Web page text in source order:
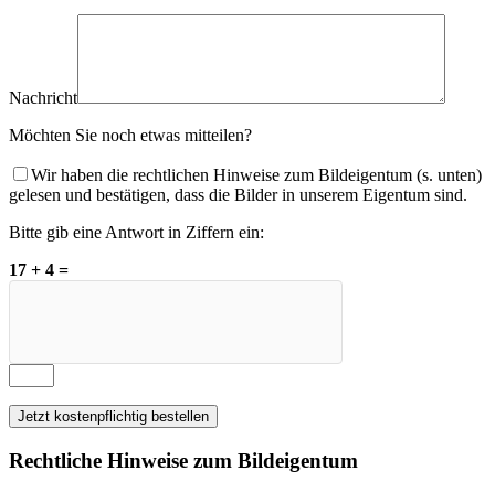
Nachricht
Möchten Sie noch etwas mitteilen?
Wir haben die rechtlichen Hinweise zum Bildeigentum (s. unten)
gelesen und bestätigen, dass die Bilder in unserem Eigentum sind.
Bitte gib eine Antwort in Ziffern ein:
17 + 4 =
Rechtliche Hinweise zum Bildeigentum